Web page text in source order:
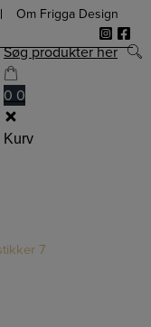
Om Frigga Design
Søg produkter her
0 0
Kurv
7